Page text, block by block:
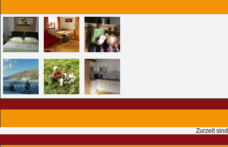
Zurzeit